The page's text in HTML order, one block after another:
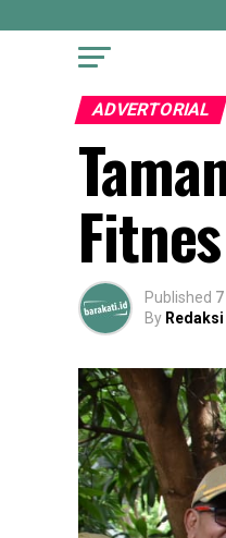
ADVERTORIAL
Published
By